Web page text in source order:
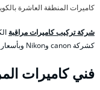
كاميرات المنطقة العاشرة
شركة تركيب كاميرات مراقبة
كشركة canon وNikon وبأسعار مميزة
فني كاميرات